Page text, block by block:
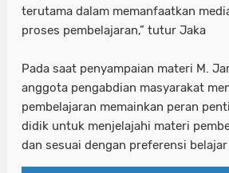
terutama dalam memanfaatkan
proses pembelajaran,” tutur Jaka
Pada saat penyampaian materi M.
anggota pengabdian masyarakat
pembelajaran memainkan peran
didik untuk menjelajahi materi
dan sesuai dengan preferensi